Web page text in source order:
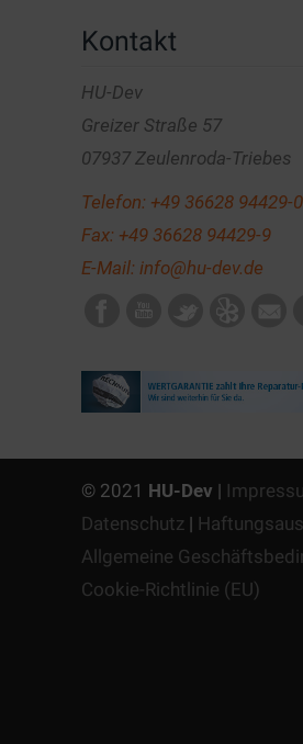
Kontakt
HU-Dev
Greizer Straße 57
07937 Zeulenroda-Triebes
Telefon: +49 36628 94429-0
Fax: +49 36628 94429-9
E-Mail: info@hu-dev.de
© 2021 HU-Dev |
Datenschutz |
Allgemeine
Cookie-Richtlinie (EU)